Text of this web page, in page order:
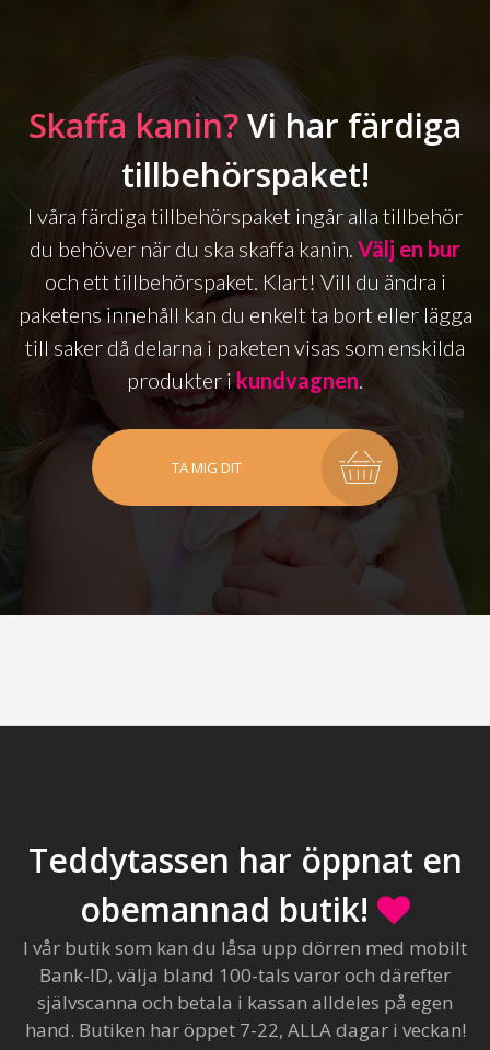
Skaffa kanin?Vi har färdiga
tillbehörspaket!
I våra färdiga tillbehörspaket ingår alla tillbehör
du behöver när du ska skaffa kanin. Välj en bur
och ett tillbehörspaket. Klart! Vill du ändra i
paketens innehåll kan du enkelt ta bort eller lägga
till saker då delarna i paketen visas som enskilda
produkter ikundvagnen.
TA MIG DIT
Teddytassen har öppnat en
obemannad butik!
I vår butik som kan du låsa upp dörren med mobilt
Bank-ID, välja bland 100-tals varor och därefter
självscanna och betala i kassan alldeles på egen
hand. Butiken har öppet 7-22, ALLA dagar i veckan!